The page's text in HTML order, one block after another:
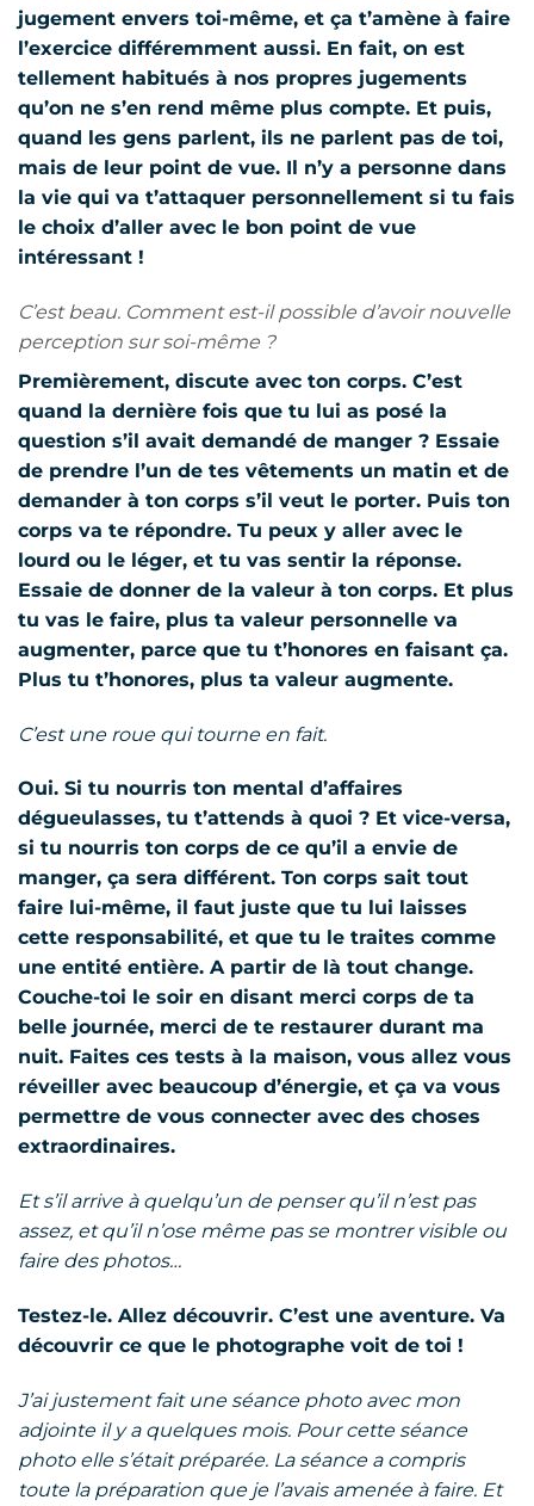
jugement envers toi-même, et ça t’amène à faire
l’exercice différemment aussi. En fait, on est
tellement habitués à nos propres jugements
qu’on ne s’en rend même plus compte. Et puis,
quand les gens parlent, ils ne parlent pas de toi,
mais de leur point de vue. Il n’y a personne dans
la vie qui va t’attaquer personnellement si tu fais
le choix d’aller avec le bon point de vue
intéressant !
C’est beau. Comment est-il possible d’avoir nouvelle
perception sur soi-même ?
Premièrement, discute avec ton corps. C’est
quand la dernière fois que tu lui as posé la
question s’il avait demandé de manger ? Essaie
de prendre l’un de tes vêtements un matin et de
demander à ton corps s’il veut le porter. Puis ton
corps va te répondre. Tu peux y aller avec le
lourd ou le léger, et tu vas sentir la réponse.
Essaie de donner de la valeur à ton corps. Et plus
tu vas le faire, plus ta valeur personnelle va
augmenter, parce que tu t’honores en faisant ça.
Plus tu t’honores, plus ta valeur augmente.
C’est une roue qui tourne en fait.
Oui. Si tu nourris ton mental d’affaires
dégueulasses, tu t’attends à quoi ? Et vice-versa,
si tu nourris ton corps de ce qu’il a envie de
manger, ça sera différent. Ton corps sait tout
faire lui-même, il faut juste que tu lui laisses
cette responsabilité, et que tu le traites comme
une entité entière. A partir de là tout change.
Couche-toi le soir en disant merci corps de ta
belle journée, merci de te restaurer durant ma
nuit. Faites ces tests à la maison, vous allez vous
réveiller avec beaucoup d’énergie, et ça va vous
permettre de vous connecter avec des choses
extraordinaires.
Et s’il arrive à quelqu’un de penser qu’il n’est pas
assez, et qu’il n’ose même pas se montrer visible ou
faire des photos…
Testez-le. Allez découvrir. C’est une aventure. Va
découvrir ce que le photographe voit de toi !
J’ai justement fait une séance photo avec mon
adjointe il y a quelques mois. Pour cette séance
photo elle s’était préparée. La séance a compris
toute la préparation que je l’avais amenée à faire. Et